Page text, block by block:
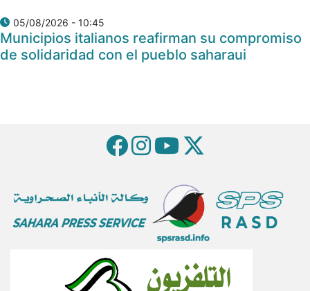
05/08/2026 - 10:45
Municipios italianos reafirman su compromiso
de solidaridad con el pueblo saharaui